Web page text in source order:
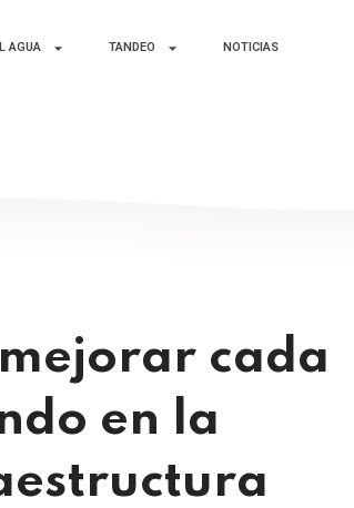
AGUA TANDEO NOTICIAS
cada
en la